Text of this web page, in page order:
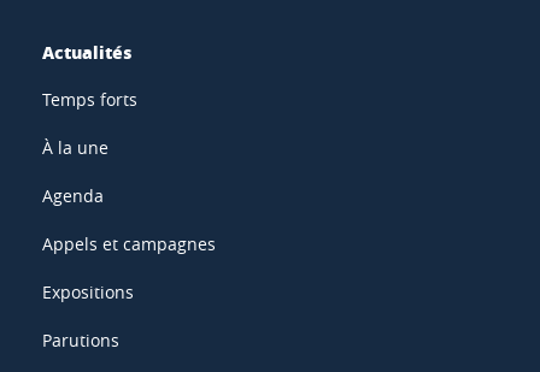
Actualités
Temps forts
À la une
Agenda
Appels et campagnes
Expositions
Parutions